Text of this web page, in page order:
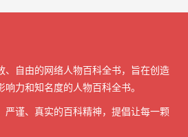
、自由的网络人物百科全书，旨在创造
力和知名度的人物百科全书。
严谨、真实的百科精神，提倡让每一颗